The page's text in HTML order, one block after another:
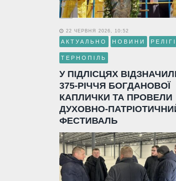
22 ЧЕРВНЯ 2026, 10:52
АКТУАЛЬНО НОВИНИ
ТЕРНОПІЛЬ
У ПІДЛІСЦЯХ
375-РІЧЧЯ БОГДАНОВОЇ
КАПЛИЧКИ ТА ПРОВЕЛИ
ДУХОВНО-
ФЕСТИВАЛЬ